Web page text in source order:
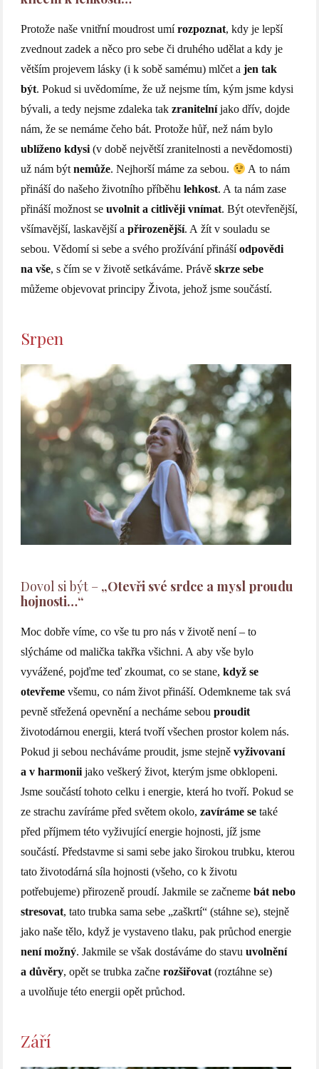
Protože naše vnitřní moudrost umírozpoznat, kdy je lepší
zvednout zadek a něco pro sebe či druhého udělat a kdy je
větším projevem lásky (i k sobě samému) mlčet ajen tak
být. Pokud si uvědomíme, že už nejsme tím, kým jsme kdysi
bývali, a tedy nejsme zdaleka takzranitelníjako dřív, dojde
nám, že se nemáme čeho bát. Protože hůř, než nám bylo
ublíženo kdysi (v době největší zranitelnosti a nevědomosti)
už nám býtnemůže. Nejhorší máme za sebou.
A to nám
přináší do našeho životního příběhu lehkost. A ta nám zase
přináší možnost seuvolnit a citlivěji vnímat. Být otevřenější,
všímavější, laskavější apřirozenější. A žít v souladu se
sebou. Vědomí si sebe a svého prožívání přinášíodpovědi
na vše, s čím se v životě setkáváme. Právěskrze sebe
můžeme objevovat principy Života, jehož jsme součástí.
Srpen
Dovol si být – „Otevři své srdce a mysl proudu
hojnosti…“
Moc dobře víme, co vše tu pro nás v životě není – to
slýcháme od malička takřka všichni. A aby vše bylo
vyvážené, pojďme teď zkoumat, co se stane,když se
otevřeme všemu, co nám život přináší. Odemkneme tak svá
pevně střežená opevnění a necháme sebou proudit
životodárnou energii, která tvoří všechen prostor kolem nás.
Pokud ji sebou necháváme proudit, jsme stejněvyživovaní
a v harmoniijako veškerý život, kterým jsme obklopeni.
Jsme součástí tohoto celku i energie, která ho tvoří. Pokud se
ze strachu zavíráme před světem okolo,zavíráme se také
před příjmem této vyživující energie hojnosti, jíž jsme
součástí. Představme si sami sebe jako širokou trubku, kterou
tato životodárná síla hojnosti (všeho, co k životu
potřebujeme) přirozeně proudí. Jakmile se začnemebát nebo
stresovat, tato trubka sama sebe „zaškrtí“ (stáhne se), stejně
jako naše tělo, když je vystaveno tlaku, pak průchod energie
není možný. Jakmile se však dostáváme do stavuuvolnění
a důvěry, opět se trubka začnerozšiřovat (roztáhne se)
a uvolňuje této energii opět průchod.
Září